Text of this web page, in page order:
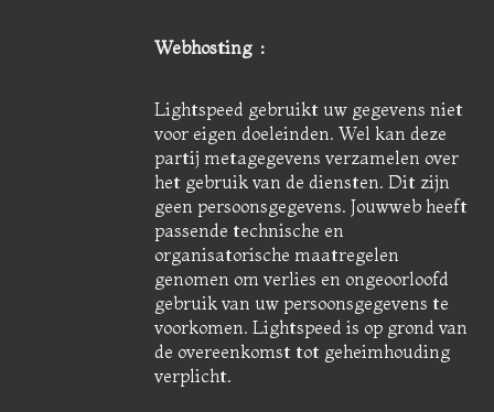
Webhosting :
Lightspeed gebruikt uw gegevens niet
voor eigen doeleinden. Wel kan deze
partij metagegevens verzamelen over
het gebruik van de diensten. Dit zijn
geen persoonsgegevens. Jouwweb heeft
passende technische en
organisatorische maatregelen
genomen om verlies en ongeoorloofd
gebruik van uw persoonsgegevens te
voorkomen. Lightspeed is op grond van
de overeenkomst tot geheimhouding
verplicht.